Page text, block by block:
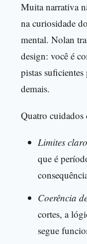
Muita narrativa
na curiosidade
mental. Nolan
design: você é
pistas
demais.
Quatro cuidados
Limites
que é
Coerência
cortes, a
segue